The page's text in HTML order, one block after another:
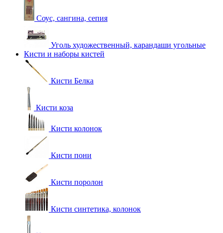
Соус, сангина, сепия
Уголь художественный, карандаши угольные
Кисти и наборы кистей
Кисти Белка
Кисти коза
Кисти колонок
Кисти пони
Кисти поролон
Кисти синтетика, колонок